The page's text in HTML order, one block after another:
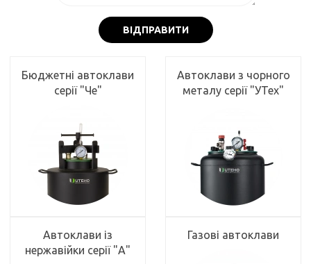
ВІДПРАВИТИ
Бюджетні автоклави
серії "Че"
Автоклави з чорного
металу серії "УТех"
Автоклави із
нержавійки серії "А"
Газові автоклави